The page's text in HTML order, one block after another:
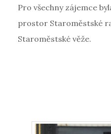
Pro všechny zájemce
prostor Staroměstské
Staroměstské věže.